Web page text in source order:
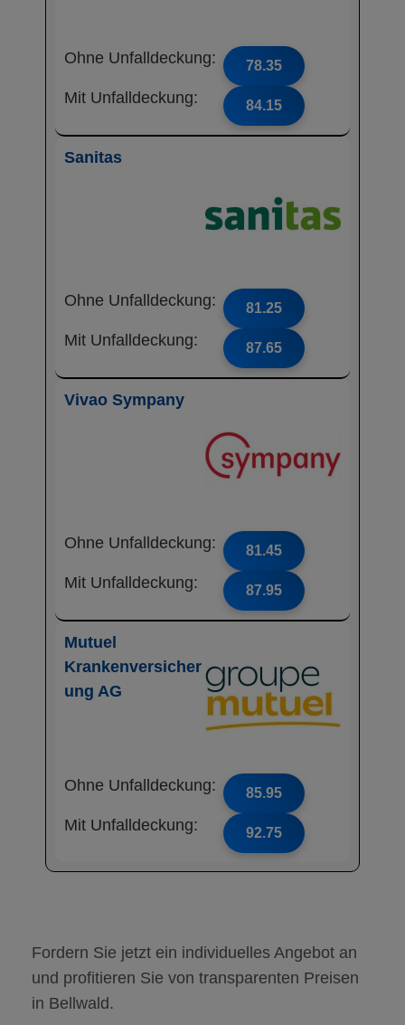
Ohne Unfalldeckung: 78.35
Mit Unfalldeckung: 84.15
Sanitas
Ohne Unfalldeckung: 81.25
Mit Unfalldeckung: 87.65
Vivao Sympany
Ohne Unfalldeckung: 81.45
Mit Unfalldeckung: 87.95
Mutuel
Krankenversicher
ung AG
Ohne Unfalldeckung: 85.95
Mit Unfalldeckung: 92.75
Fordern Sie jetzt ein individuelles Angebot an
und profitieren Sie von transparenten Preisen
in Bellwald.